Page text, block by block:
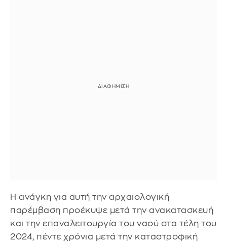
Η ανάγκη για αυτή την αρχαιολογική
παρέμβαση προέκυψε μετά την ανακατασκευή
και την επαναλειτουργία του ναού στα τέλη του
2024, πέντε χρόνια μετά την καταστροφική